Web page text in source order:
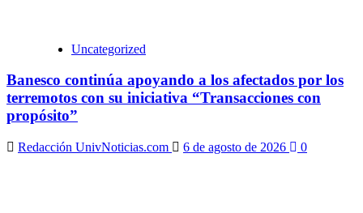
Uncategorized
Banesco continúa apoyando a los afectados por los
terremotos con su iniciativa “Transacciones con
propósito”
Redacción UnivNoticias.com 6 de agosto de 2026 0